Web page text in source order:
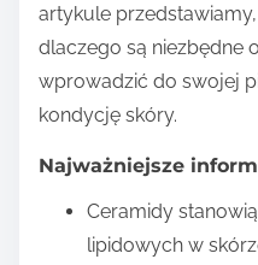
artykule
dlaczego są niezbędne
wprowadzić do swojej
kondycję skóry.
Najważniejsze
Ceramidy
lipidowych w